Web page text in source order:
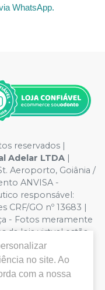
WhatsApp.
reservados |
Adelar LTDA |
Aeroporto, Goiânia /
ANVISA -
responsável:
CRF/GO nº 13683 |
- Fotos meramente
da loja virtual estão
de preços
de Compra. Não
reservamos o
grandes volumes
no site. Ao
com a nossa